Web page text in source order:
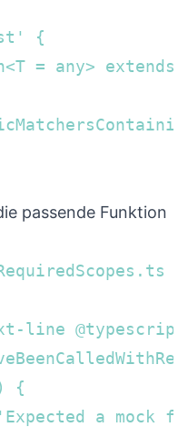
{
= any> extends
passende Funktion
line
{
a mock